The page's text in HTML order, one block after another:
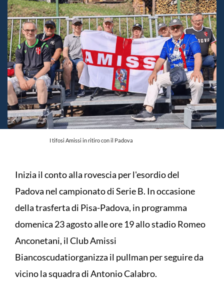
I tifosi Amissi in ritiro con il Padova
Inizia il conto alla rovescia per l'esordio del
Padova nel campionato di Serie B. In occasione
della trasferta di Pisa-Padova, in programma
domenica 23 agosto alle ore 19 allo stadio Romeo
Anconetani, il Club Amissi
Biancoscudatiorganizza il pullman per seguire da
vicino la squadra di Antonio Calabro.